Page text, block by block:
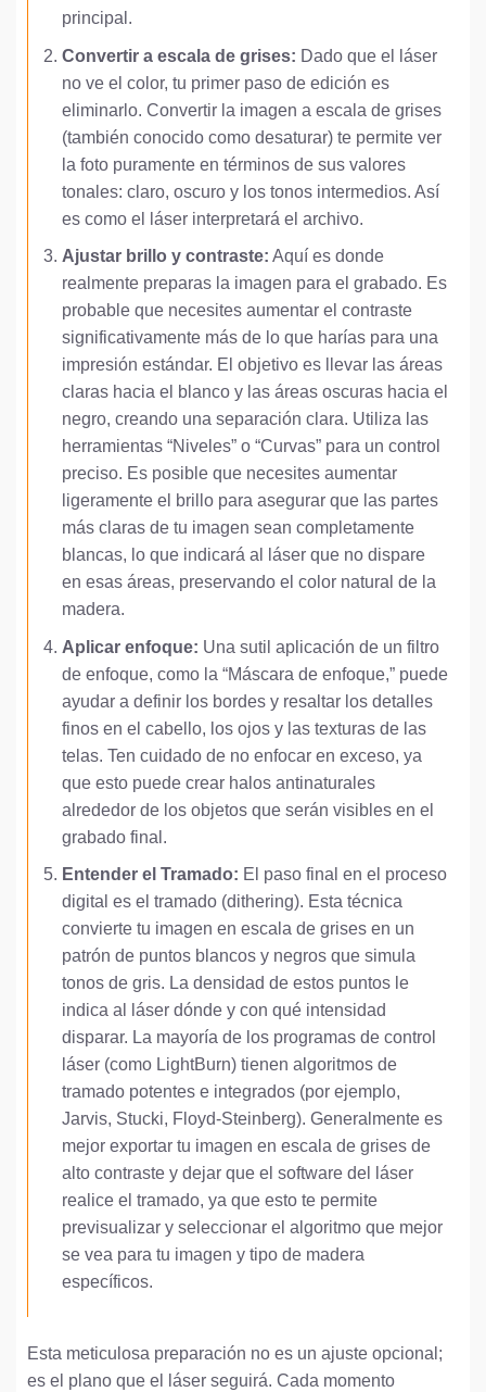
principal.
Convertir a escala de grises: Dado que el láser
no ve el color, tu primer paso de edición es
eliminarlo. Convertir la imagen a escala de grises
(también conocido como desaturar) te permite ver
la foto puramente en términos de sus valores
tonales: claro, oscuro y los tonos intermedios. Así
es como el láser interpretará el archivo.
Ajustar brillo y contraste: Aquí es donde
realmente preparas la imagen para el grabado. Es
probable que necesites aumentar el contraste
significativamente más de lo que harías para una
impresión estándar. El objetivo es llevar las áreas
claras hacia el blanco y las áreas oscuras hacia el
negro, creando una separación clara. Utiliza las
herramientas “Niveles” o “Curvas” para un control
preciso. Es posible que necesites aumentar
ligeramente el brillo para asegurar que las partes
más claras de tu imagen sean completamente
blancas, lo que indicará al láser que no dispare
en esas áreas, preservando el color natural de la
madera.
Aplicar enfoque: Una sutil aplicación de un filtro
de enfoque, como la “Máscara de enfoque,” puede
ayudar a definir los bordes y resaltar los detalles
finos en el cabello, los ojos y las texturas de las
telas. Ten cuidado de no enfocar en exceso, ya
que esto puede crear halos antinaturales
alrededor de los objetos que serán visibles en el
grabado final.
Entender el Tramado: El paso final en el proceso
digital es el tramado (dithering). Esta técnica
convierte tu imagen en escala de grises en un
patrón de puntos blancos y negros que simula
tonos de gris. La densidad de estos puntos le
indica al láser dónde y con qué intensidad
disparar. La mayoría de los programas de control
láser (como LightBurn) tienen algoritmos de
tramado potentes e integrados (por ejemplo,
Jarvis, Stucki, Floyd-Steinberg). Generalmente es
mejor exportar tu imagen en escala de grises de
alto contraste y dejar que el software del láser
realice el tramado, ya que esto te permite
previsualizar y seleccionar el algoritmo que mejor
se vea para tu imagen y tipo de madera
específicos.
Esta meticulosa preparación no es un ajuste opcional;
es el plano que el láser seguirá. Cada momento